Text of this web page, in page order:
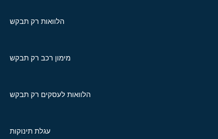
הלוואות רק תבקש
מימון רכב רק תבקש
הלוואות לעסקים רק תבקש
עגלת תינוקות